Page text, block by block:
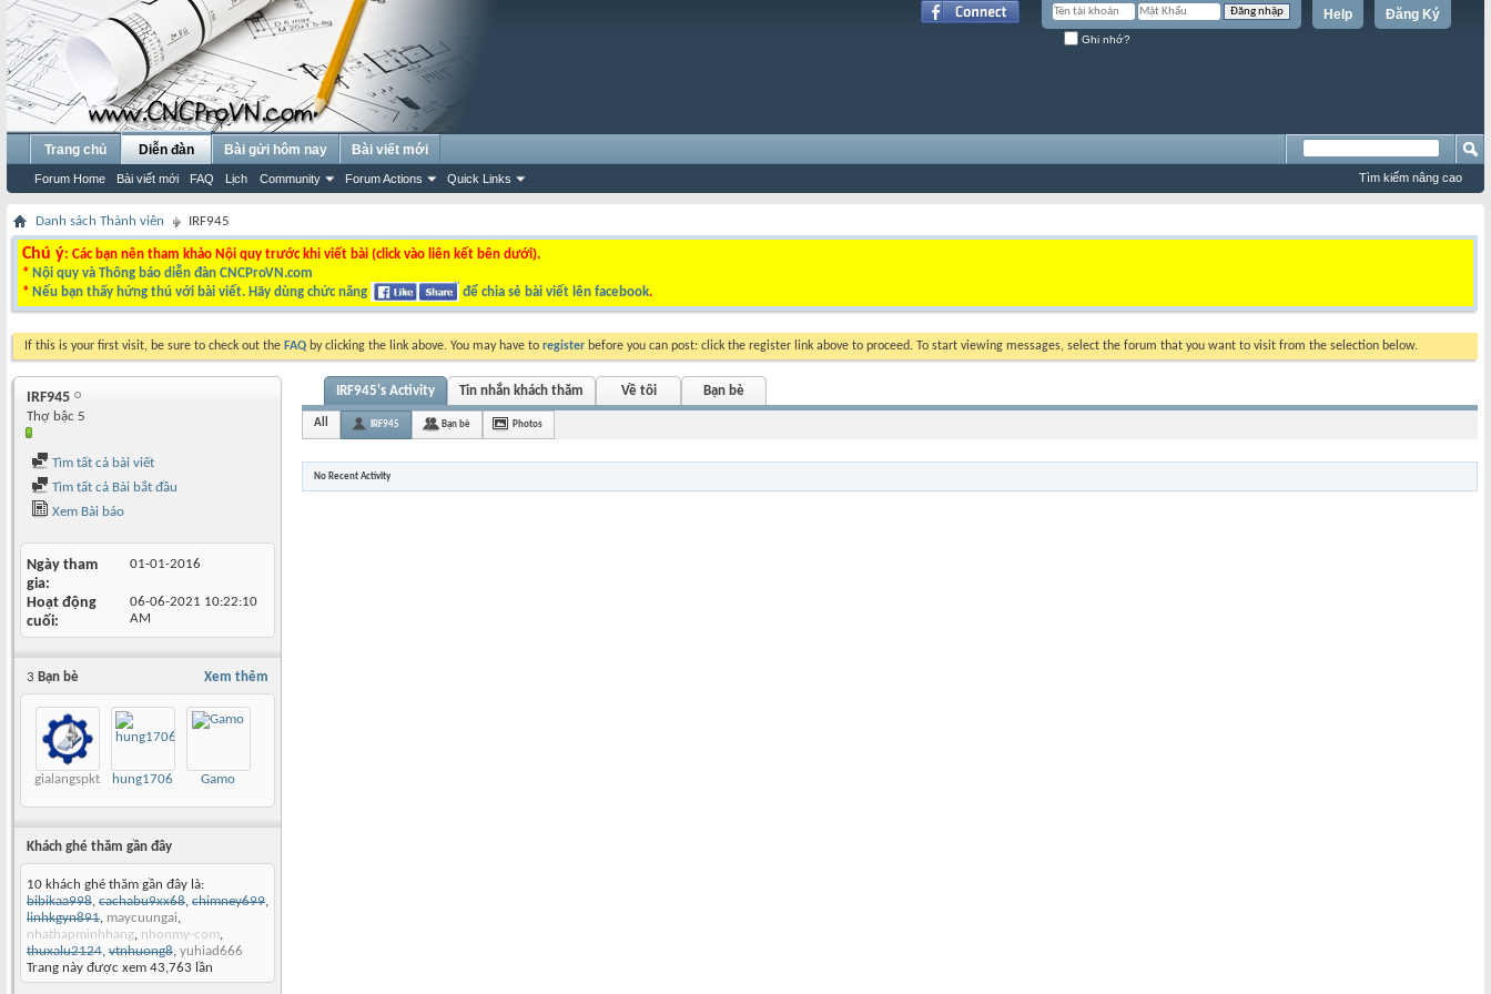
Đăng Ký
Help
Ghi nhớ?
Trang chủ Diễn đàn
Forum Home Bài viết mới FAQ Lịch Community Forum Actions Quick Links
Bài gửi hôm nay Bài viết mới
Tìm kiếm nâng cao
Danh sách Thành viên IRF945
Chú ý: Các bạn nên tham khảo Nội quy trước khi viết bài (click vào liên kết bên dưới).
* Nội quy và Thông báo diễn đàn CNCProVN.com
* Nếu bạn thấy hứng thú với bài viết. Hãy dùng chức năng để chia sẻ bài viết lên facebook.
If this is your first visit, be sure to check out the FAQ by clicking the link above. You may have to register before you can post: click the register link above to proceed. To start viewing messages, select the forum that you want to visit from the selection below.
IRF945
Thợ bậc 5
Tìm tất cả bài viết
Tìm tất cả Bài bắt đầu
Xem Bài báo
Ngày tham
gia
01-01-2016
Hoạt động
cuối
06-06-2021 10:22:10
AM
Xem thêm
3 Bạn bè
gialangspkt hung1706 Gamo
Khách ghé thăm gần đây
10 khách ghé thăm gần đây là:
bibikaa998, cachabu9xx68, chimney699,
linhkgyn891, maycuungai,
nhathapminhhang, nhonmy-com,
thuxalu2124, vtnhuong8, yuhiad666
Trang này được xem 43,763 lần
IRF945's Activity Tin nhắn khách thăm Về tôi Bạn bè
All IRF945 Bạn bè Photos
No Recent Activity